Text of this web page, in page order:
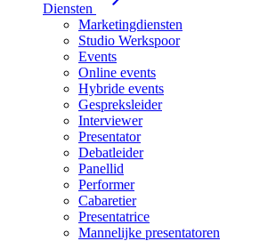
Diensten
Marketingdiensten
Studio Werkspoor
Events
Online events
Hybride events
Gespreksleider
Interviewer
Presentator
Debatleider
Panellid
Performer
Cabaretier
Presentatrice
Mannelijke presentatoren